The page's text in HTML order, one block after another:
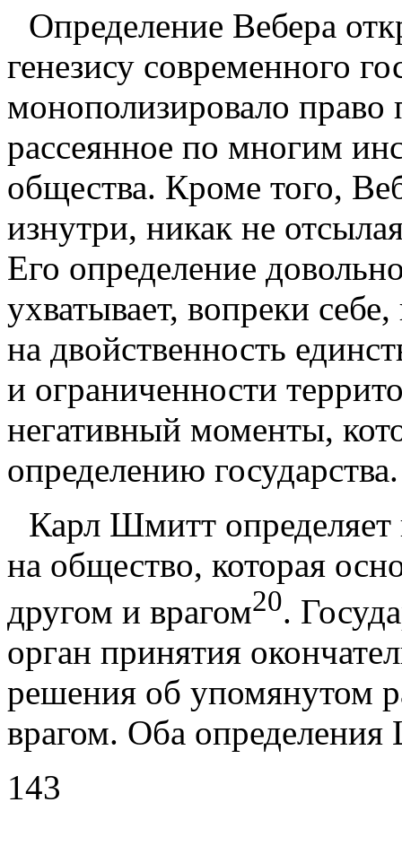
Определение Вебера
гене­зису современного
монополизировало пра­во
рассеянное по многим
общества. Кроме того,
изнутри, никак не
Его определение
ухваты­вает, вопреки
на двойствен­ность
и ограниченности
негативный моменты,
определению государства.
Карл Шмитт определяет
на общество, которая
другом и вра­гом20.
орган принятия
решения об упомянутом
врагом. Оба
143